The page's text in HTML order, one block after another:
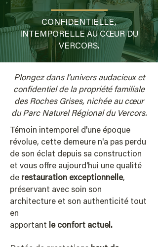
CONFIDENTIELLE,
INTEMPORELLE AU CŒUR DU
VERCORS.
Plongez dans l'univers audacieux et
confidentiel de la propriété familiale
des Roches Grises, nichée au cœur
du Parc Naturel Régional du Vercors.
Témoin intemporel d'une époque
révolue, cette demeure n'a pas perdu
de son éclat depuis sa construction
et vous offre aujourd'hui une qualité
de restauration exceptionnelle,
préservant avec soin son
architecture et son authenticité tout
en
apportant le confort actuel.